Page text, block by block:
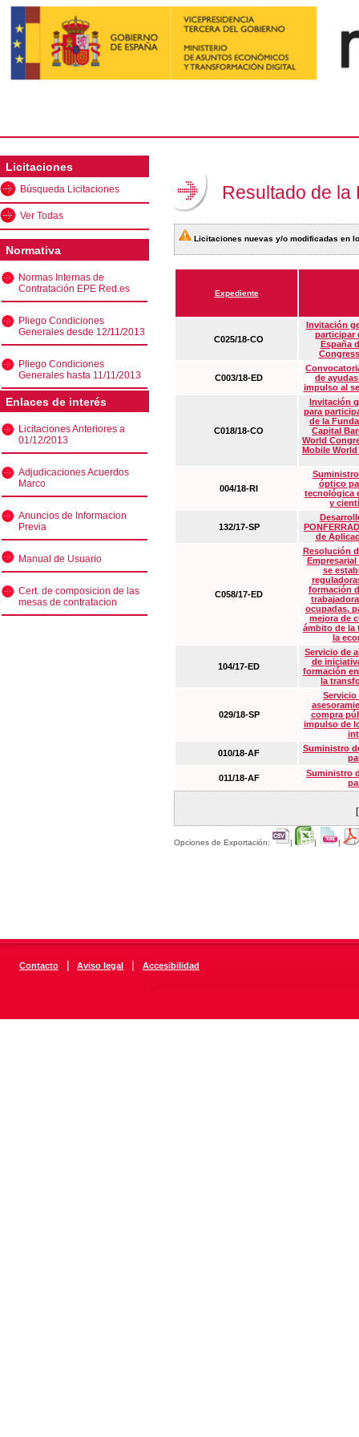
Licitaciones
Búsqueda Licitaciones
Ver Todas
Normativa
Normas Internas de
Contratación EPE Red.es
Pliego Condiciones
Generales desde 12/11/2013
Pliego Condiciones
Generales hasta 11/11/2013
Enlaces de interés
Licitaciones Anteriores a
01/12/2013
Adjudicaciones Acuerdos
Marco
Anuncios de Informacion
Previa
Manual de Usuario
Cert. de composicion de las
mesas de contratacion
Resultado de la
Licitaciones nuevas y/o modificadas en
Expediente
C025/18-CO
Invitación
participar
España
C003/18-ED
de
impulso al
C018/18-CO
Invitación
para
de la
Capital
World
Mobile
004/18-RI
óptico
tecnológica
y
132/17-SP
de
C058/17-ED
Resolución
Empresarial
se
formación
ocupadas,
mejora de
ámbito de la
la
104/17-ED
Servicio de
de
formación
la
029/18-SP
Servicio
compra
impulso de
010/18-AF
Suministro
011/18-AF
Suministro
Opciones de Exportación: | | |
Contacto | Aviso legal | Accesibilidad